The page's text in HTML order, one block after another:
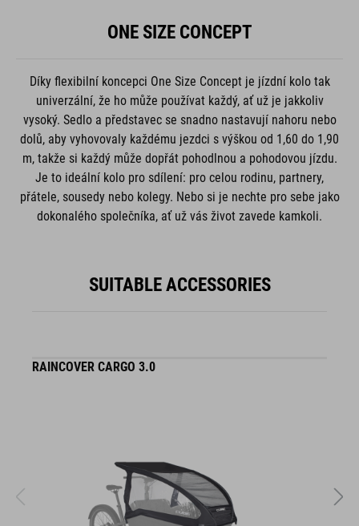
ONE SIZE CONCEPT
Díky flexibilní koncepci One Size Concept je jízdní kolo tak
univerzální, že ho může používat každý, ať už je jakkoliv
vysoký. Sedlo a představec se snadno nastavují nahoru nebo
dolů, aby vyhovovaly každému jezdci s výškou od 1,60 do 1,90
m, takže si každý může dopřát pohodlnou a pohodovou jízdu.
Je to ideální kolo pro sdílení: pro celou rodinu, partnery,
přátele, sousedy nebo kolegy. Nebo si je nechte pro sebe jako
dokonalého společníka, ať už vás život zavede kamkoli.
SUITABLE ACCESSORIES
RAINCOVER CARGO 3.0